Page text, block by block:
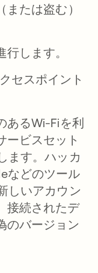
たは盗む）
します。
セスポイント
あるWi-Fiを利
ービスセット
ます。ハッカ
などのツール
しいアカウン
接続されたデ
のバージョン